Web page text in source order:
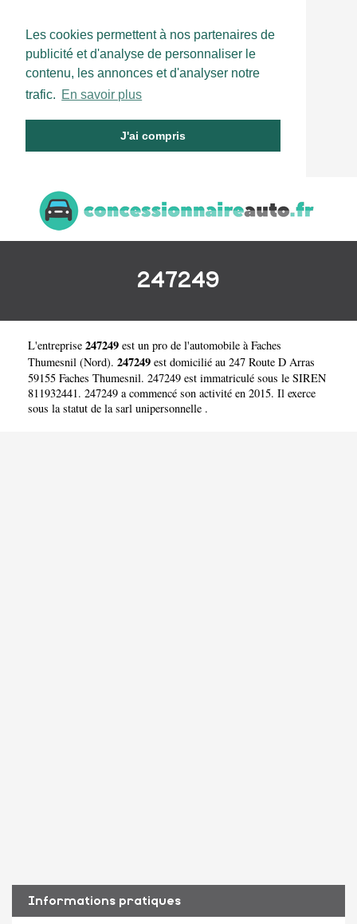
Les cookies permettent à nos partenaires de
publicité et d'analyse de personnaliser le
contenu, les annonces et d'analyser notre
trafic. En savoir plus
J'ai compris
247249
L'entreprise 247249 est un pro de l'automobile à Faches
Thumesnil (Nord). 247249 est domicilié au 247 Route D Arras
59155 Faches Thumesnil. 247249 est immatriculé sous le SIREN
811932441. 247249 a commencé son activité en 2015. Il exerce
sous la statut de la sarl unipersonnelle .
Informations pratiques